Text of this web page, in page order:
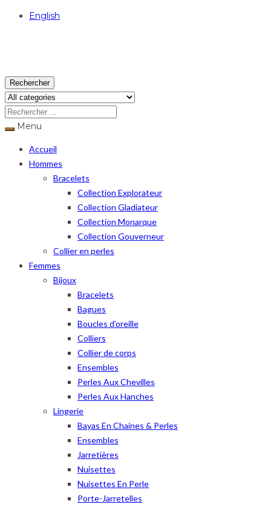
English
Rechercher
Menu
Accueil
Hommes
Bracelets
Collection Explorateur
Collection Gladiateur
Collection Monarque
Collection Gouverneur
Collier en perles
Femmes
Bijoux
Bracelets
Bagues
Boucles d’oreille
Colliers
Collier de corps
Ensembles
Perles Aux Chevilles
Perles Aux Hanches
Lingerie
Bayas En Chaines & Perles
Ensembles
Jarretières
Nuisettes
Nuisettes En Perle
Porte-Jarretelles